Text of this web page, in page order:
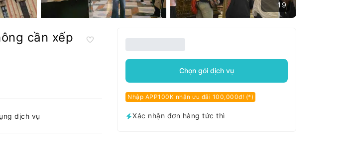
19
cần xếp
dịch vụ
Chọn gói dịch vụ
Nhập APP100K nhận ưu đãi 100,000đ! (*)
Xác nhận đơn hàng tức thì